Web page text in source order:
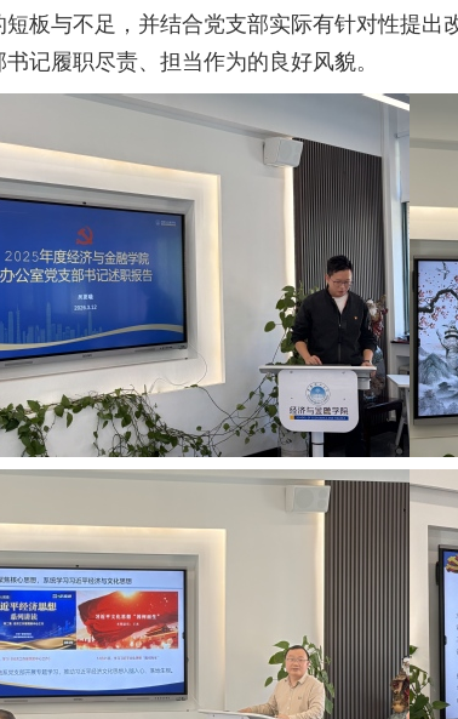
板与不足，并结合党支部实际有针对性提出
记履职尽责、担当作为的良好风貌。